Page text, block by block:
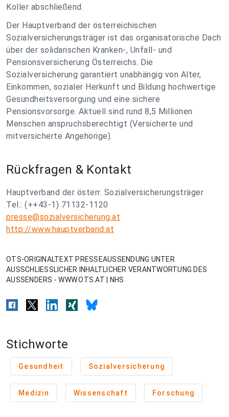
Koller abschließend.
Der Hauptverband der österreichischen
Sozialversicherungsträger ist das organisatorische Dach
über der solidarischen Kranken-, Unfall- und
Pensionsversicherung Österreichs. Die
Sozialversicherung garantiert unabhängig von Alter,
Einkommen, sozialer Herkunft und Bildung hochwertige
Gesundheitsversorgung und eine sichere
Pensionsvorsorge. Aktuell sind rund 8,5 Millionen
Menschen anspruchsberechtigt (Versicherte und
mitversicherte Angehörige).
Rückfragen & Kontakt
Hauptverband der österr. Sozialversicherungsträger
Tel.: (++43-1) 71132-1120
presse@sozialversicherung.at
http://www.hauptverband.at
OTS-ORIGINALTEXT PRESSEAUSSENDUNG UNTER
AUSSCHLIESSLICHER INHALTLICHER VERANTWORTUNG DES
AUSSENDERS - WWW.OTS.AT | NHS
Stichworte
Gesundheit Sozialversicherung
Medizin Wissenschaft Forschung